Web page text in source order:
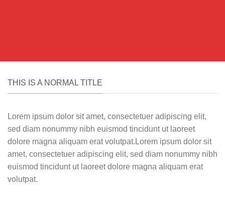
THIS IS A NORMAL TITLE
Lorem ipsum dolor sit amet, consectetuer adipiscing elit,
sed diam nonummy nibh euismod tincidunt ut laoreet
dolore magna aliquam erat volutpat.Lorem ipsum dolor sit
amet, consectetuer adipiscing elit, sed diam nonummy nibh
euismod tincidunt ut laoreet dolore magna aliquam erat
volutpat.